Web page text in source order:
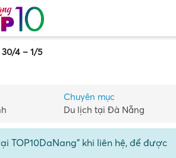
4 – 1/5
Chuyên mục
Du lịch tại Đà Nẵng
TOP10DaNang" khi liên hệ, để được